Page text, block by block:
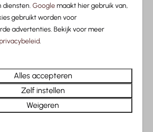
te reserveren)
beek, midden in de Tiroler Alpen
Luxe accommodaties
cabins en ruime kamers
diensten.Googlemaakt hier gebruik van,
gebruikt worden voor
advertenties. Bekijk voor meer
.
Alles accepteren
Zelf instellen
Weigeren